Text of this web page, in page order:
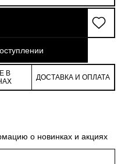
Таблица размеров
точно выбрать подходящий
В
ДОСТАВКА И ОПЛАТА
о новинках и акциях